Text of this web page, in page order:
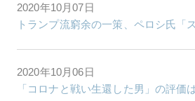
2020年10月07日
トランプ流窮余の一策、ペロシ氏「
2020年10月06日
「コロナと戦い生還した男」の評価